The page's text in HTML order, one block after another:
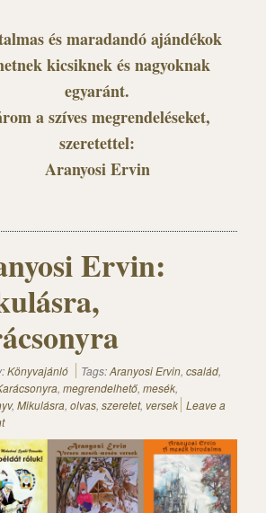
és maradandó ajándékok
kicsiknek és nagyoknak
egyaránt.
a szíves megrendeléseket,
szeretettel:
Aranyosi Ervin
Ervin:
Könyvajánló Tags:Aranyosi Ervin, család,
, megrendelhető, mesék,
, Mikulásra, olvas, szeretet, versek Leave a